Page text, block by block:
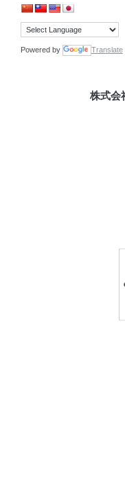
Powered by Translate
株式会